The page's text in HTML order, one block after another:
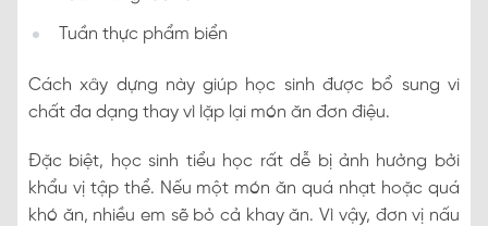
Tuần thực phẩm biển
Cách xây dựng này giúp học sinh được bổ sung vi
chất đa dạng thay vì lặp lại món ăn đơn điệu.
Đặc biệt, học sinh tiểu học rất dễ bị ảnh hưởng bởi
khẩu vị tập thể. Nếu một món ăn quá nhạt hoặc quá
khó ăn, nhiều em sẽ bỏ cả khay ăn. Vì vậy, đơn vị nấu